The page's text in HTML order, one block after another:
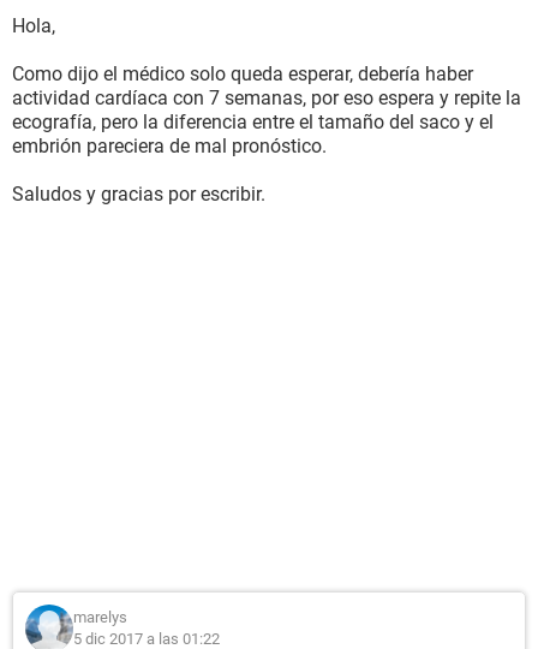
Hola,
Como dijo el médico solo queda esperar, debería haber
actividad cardíaca con 7 semanas, por eso espera y repite la
ecografía, pero la diferencia entre el tamaño del saco y el
embrión pareciera de mal pronóstico.
Saludos y gracias por escribir.
marelys
5 dic 2017 a las 01:22